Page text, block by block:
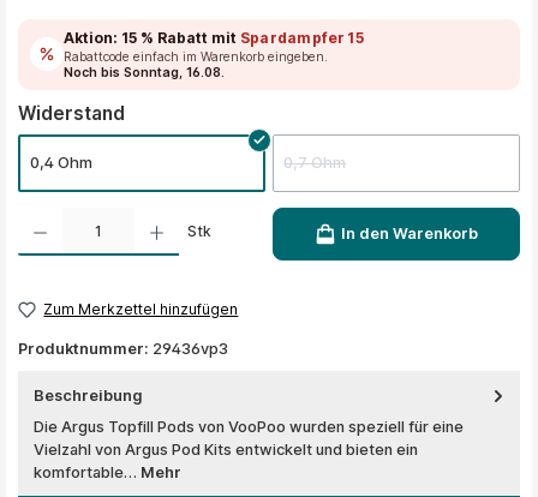
Aktion: 15 % Rabatt mit Spardampfer15
Rabattcode einfach im Warenkorb eingeben.
Noch bis Sonntag, 16.08.
Widerstand
0,4 Ohm 0,7 Ohm
Produkt Anzahl: Gib den gewünschten Wert ein oder benutze die Schaltflächen um die
Stk In den Warenkorb
Zum Merkzettel hinzufügen
Produktnummer: 29436vp3
Beschreibung
Die Argus Topfill Pods von VooPoo wurden speziell für eine
Vielzahl von Argus Pod Kits entwickelt und bieten ein
komfortable… Mehr